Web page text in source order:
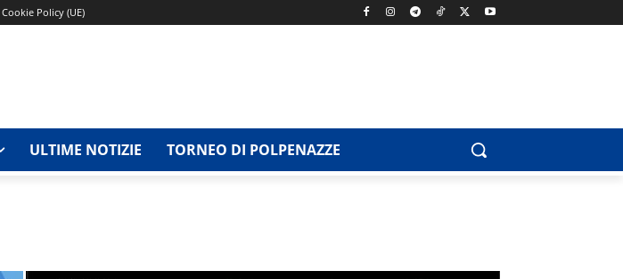
Cookie Policy (UE)
ULTIME NOTIZIE TORNEO DI POLPENAZZE